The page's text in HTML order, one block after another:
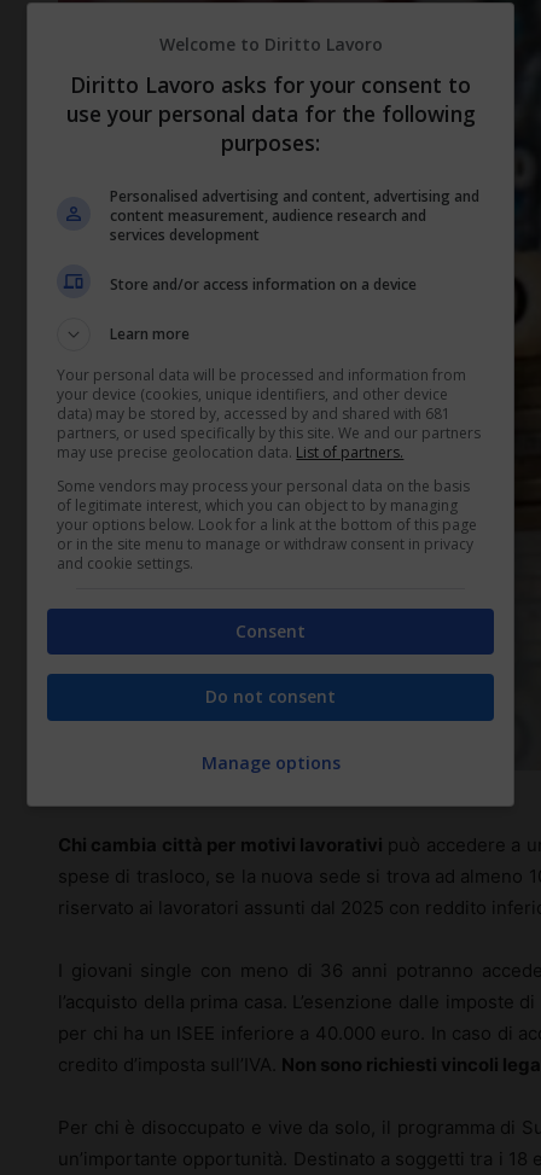
Chi cambia città per motivi lavorativi può accedere a
spese di trasloco, se la nuova sede si trova ad almeno
riservato ai lavoratori assunti dal 2025 con reddito
I giovani single con meno di 36 anni potranno
l’acquisto della prima casa. L’esenzione dalle imposte
per chi ha un ISEE inferiore a 40.000 euro. In caso di
credito d’imposta sull’IVA. Non sono richiesti vincoli
Per chi è disoccupato e vive da solo, il programma di
un’importante opportunità. Destinato a soggetti tra i 18
Welcome to Diritto Lavoro
Diritto Lavoro asks for your consent to
use your personal data for the following
purposes:
Personalised advertising and content, advertising and
content measurement, audience research and
services development
Store and/or access information on a device
Learn more
Your personal data will be processed and information from
your device (cookies, unique identifiers, and other device
data) may be stored by, accessed by and shared with 681
partners, or used specifically by this site. We and our partners
may use precise geolocation data. List of partners.
Some vendors may process your personal data on the basis
of legitimate interest, which you can object to by managing
your options below. Look for a link at the bottom of this page
or in the site menu to manage or withdraw consent in privacy
and cookie settings.
Consent
Do not consent
Manage options